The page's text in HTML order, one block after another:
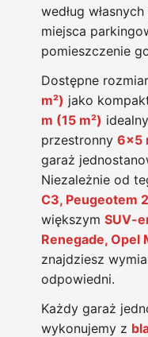
według
miejsca
pomieszczenie
Dostępne
m²) jako
m (15 m²)
przestronny 6×5
garaż
Niezależnie od
C3, Peugeotem
większym SUV-
Renegade, Opel
znajdziesz
odpowiedni.
Każdy garaż
wykonujemy z